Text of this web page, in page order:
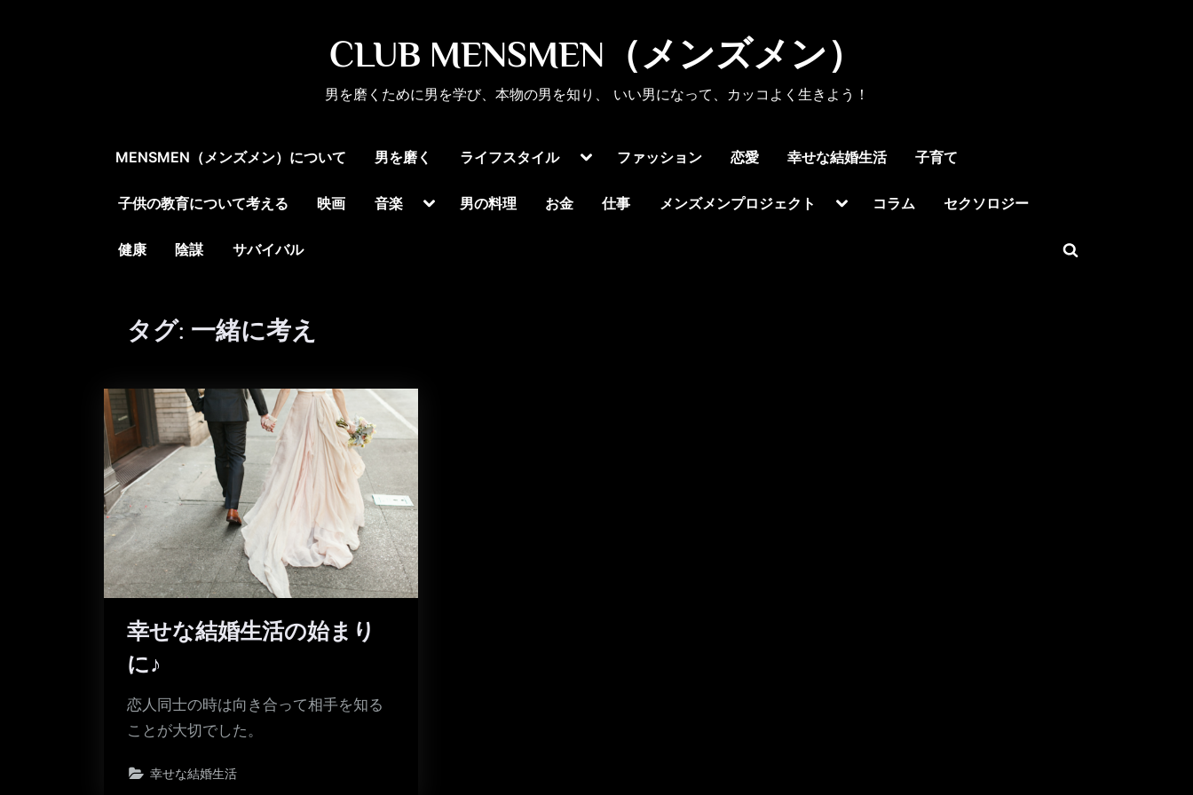
CLUB MENSMEN（メンズメン）
男を磨くために男を学び、本物の男を知り、 いい男になって、カッコよく生きよう！
MENSMEN（メンズメン）について 男を磨く ライフスタイル
Toggleファッション 恋愛 幸せな結婚生活 子育て
子供の教育について考える 映画 音楽
Toggle男の料理 お金 仕事 メンズメンプロジェクト
Toggleコラム セクソロジー
健康 陰謀 サバイバル
Toggle
タグ: 一緒に考え
幸せな結婚生活の始まり
に♪
恋人同士の時は向き合って相手を知る
ことが大切でした。
幸せな結婚生活